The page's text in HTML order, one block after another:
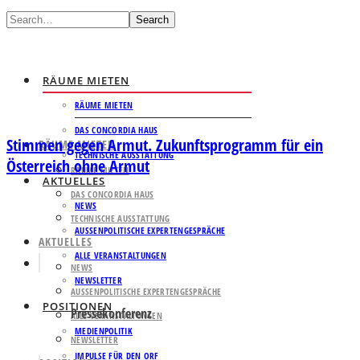
Search
RÄUME MIETEN
RÄUME MIETEN
DAS CONCORDIA HAUS
TECHNISCHE AUSSTATTUNG
AKTUELLES
NEWS
AUSSENPOLITISCHE EXPERTENGESPRÄCHE
ALLE VERANSTALTUNGEN
NEWSLETTER
POSITIONEN
MEDIENPOLITIK
IMPULSE FÜR DEN ORF
RÄUME MIETEN
RÄUME MIETEN
DAS CONCORDIA HAUS
TECHNISCHE AUSSTATTUNG
AKTUELLES
NEWS
AUSSENPOLITISCHE EXPERTENGESPRÄCHE
ALLE VERANSTALTUNGEN
NEWSLETTER
Stimmen gegen Armut. Zukunftsprogramm für ein
Österreich ohne Armut
Pressekonferenz